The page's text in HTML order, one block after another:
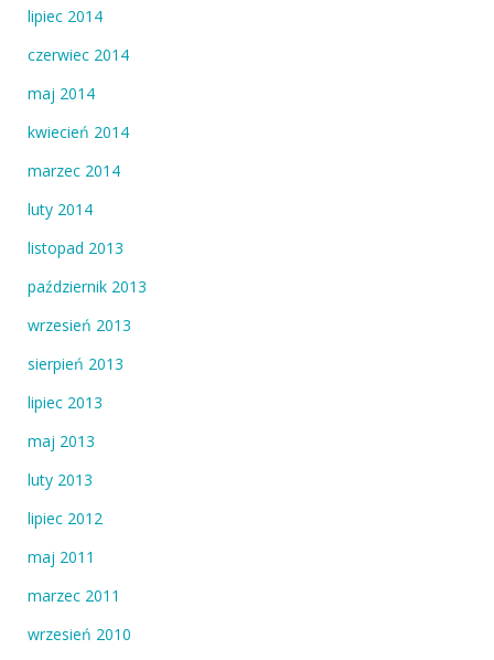
lipiec 2014
czerwiec 2014
maj 2014
kwiecień 2014
marzec 2014
luty 2014
listopad 2013
październik 2013
wrzesień 2013
sierpień 2013
lipiec 2013
maj 2013
luty 2013
lipiec 2012
maj 2011
marzec 2011
wrzesień 2010